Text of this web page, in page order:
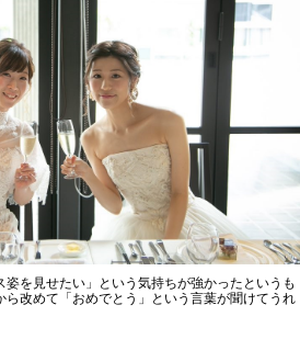
を見せたい」という気持ちが強かったというも
改めて「おめでとう」という言葉が聞けてうれ